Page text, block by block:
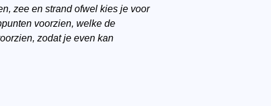
zee en strand ofwel kies je voor
voorzien, welke de
zodat je even kan